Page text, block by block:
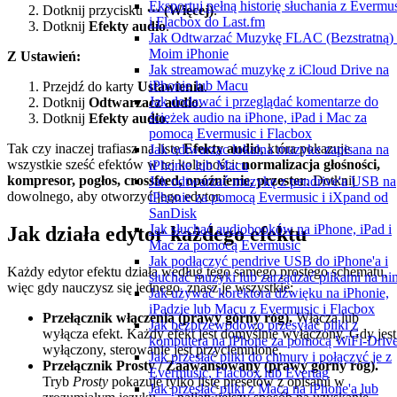
Eksportuj pełną historię słuchania z
i Flacbox do Last.fm
Jak Odtwarzać Muzykę FLAC (Bezstratną)
Moim iPhonie
Jak streamować muzykę z iCloud Drive na
iPhonie lub Macu
Jak dodawać i przeglądać komentarze do
ścieżek audio na iPhone, iPad i Mac za
pomocą Evermusic i Flacbox
Jak odtwarzac lokalna muzyke zapisana na
iPhonie lub Macu
Jak odtwarzać muzykę z pendrive'a USB na
iPhonie za pomocą Evermusic i iXpand od
SanDisk
Jak słuchać audiobooków na iPhone, iPad i
Mac za pomocą Evermusic
Jak podłączyć pendrive USB do iPhone'a i
słuchać muzyki lub zarządzać plikami na
Jak używać korektora dźwięku na iPhonie,
iPadzie lub Macu z Evermusic i Flacbox
Jak bezprzewodowo przesyłać pliki z
komputera na iPhone za pomocą WiFi-
Jak przesłać pliki do chmury i połączyć je z
Evermusic, Flacbox lub Evertag
Jak przesłać pliki z Maca na iPhone'a lub
Dotknij przycisku ⋯ (Więcej).
Dotknij Efekty audio.
Z Ustawień:
Przejdź do karty Ustawienia.
Dotknij Odtwarzacz audio.
Dotknij Efekty audio.
Tak czy inaczej trafiasz na listęEfekty audio, która pokazuje
wszystkie sześć efektów w tej kolejności:normalizacja głośności,
kompresor, pogłos, crossfeed, opóźnienie, przester. Dotknij
dowolnego, aby otworzyć jego edytor.
Jak działa edytor każdego efektu
Każdy edytor efektu działa według tego samego prostego schematu,
więc gdy nauczysz się jednego, znasz je wszystkie:
Przełącznik włączenia (prawy górny róg).Włącza lub
wyłącza efekt. Każdy efekt jest domyślnie wyłączony. Gdy jest
wyłączony, sterowanie jest przyciemnione.
Przełącznik Prosty / Zaawansowany (prawy górny róg).
Tryb Prosty pokazuje tylko listę presetów z opisami w